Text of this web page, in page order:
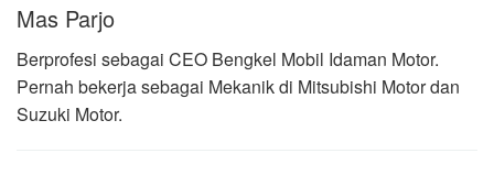
Mas Parjo
Berprofesi sebagai CEO Bengkel Mobil Idaman Motor.
Pernah bekerja sebagai Mekanik di Mitsubishi Motor dan
Suzuki Motor.